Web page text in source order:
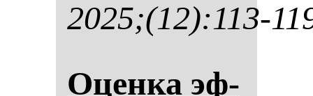
2025;(12):113-
Оцен­ка эф­